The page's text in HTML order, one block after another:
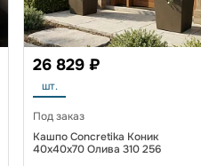
26 829 ₽
шт.
Под заказ
Кашпо Concretika Коник
40x40x70 Олива 310 256